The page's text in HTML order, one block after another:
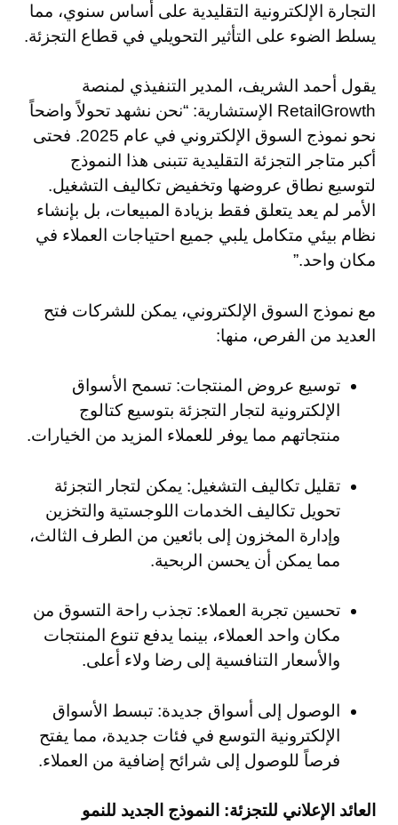
التجارة الإلكترونية التقليدية على أساس سنوي، مما
يسلط الضوء على التأثير التحويلي في قطاع التجزئة.
يقول أحمد الشريف، المدير التنفيذي لمنصة
RetailGrowth الإستشارية: “نحن نشهد تحولاً واضحاً
نحو نموذج السوق الإلكتروني في عام 2025. فحتى
أكبر متاجر التجزئة التقليدية تتبنى هذا النموذج
لتوسيع نطاق عروضها وتخفيض تكاليف التشغيل.
الأمر لم يعد يتعلق فقط بزيادة المبيعات، بل بإنشاء
نظام بيئي متكامل يلبي جميع احتياجات العملاء في
مكان واحد.”
مع نموذج السوق الإلكتروني، يمكن للشركات فتح
العديد من الفرص، منها:
توسيع عروض المنتجات: تسمح الأسواق
الإلكترونية لتجار التجزئة بتوسيع كتالوج
منتجاتهم مما يوفر للعملاء المزيد من الخيارات.
تقليل تكاليف التشغيل: يمكن لتجار التجزئة
تحويل تكاليف الخدمات اللوجستية والتخزين
وإدارة المخزون إلى بائعين من الطرف الثالث،
مما يمكن أن يحسن الربحية.
تحسين تجربة العملاء: تجذب راحة التسوق من
مكان واحد العملاء، بينما يدفع تنوع المنتجات
والأسعار التنافسية إلى رضا ولاء أعلى.
الوصول إلى أسواق جديدة: تبسط الأسواق
الإلكترونية التوسع في فئات جديدة، مما يفتح
فرصاً للوصول إلى شرائح إضافية من العملاء.
العائد الإعلاني للتجزئة: النموذج الجديد للنمو